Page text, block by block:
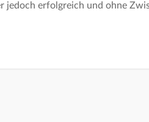
jedoch erfolgreich und ohne